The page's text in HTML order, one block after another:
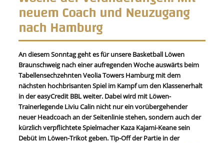
neuem Coach und Neuzugang
nach Hamburg
An diesem Sonntag geht es für unsere Basketball Löwen
Braunschweig nach einer aufregenden Woche auswärts beim
Tabellensechzehnten Veolia Towers Hamburg mit dem
nächsten hochbrisanten Spiel im Kampf um den Klassenerhalt
in der easyCredit BBL weiter. Dabei wird mit Löwen-
Trainerlegende Liviu Calin nicht nur ein vorübergehender
neuer Headcoach an der Seitenlinie stehen, sondern auch der
kürzlich verpflichtete Spielmacher Kaza Kajami-Keane sein
Debüt im Löwen-Trikot geben. Tip-Off der Partie in der